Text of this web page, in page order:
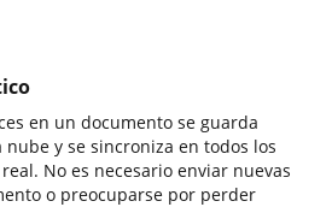
en un documento se guarda
y se sincroniza en todos los
No es necesario enviar nuevas
o preocuparse por perder